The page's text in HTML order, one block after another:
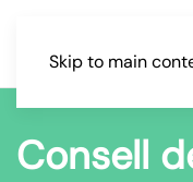
Skip to main
Consell